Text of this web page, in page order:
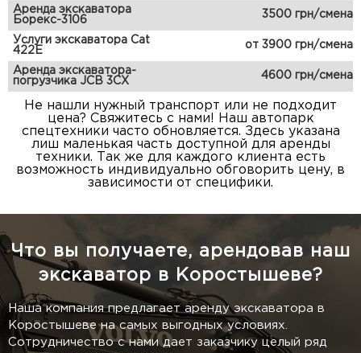
Аренда экскаватора
Борекс-3106
3500 грн/смена
Услуги экскаватора Cat
422E
от 3900 грн/смена
Аренда экскаватора-
погрузчика JCB 3CX
4600 грн/смена
Не нашли нужный транспорт или не подходит
цена? Свяжитесь с нами! Наш автопарк
спецтехники часто обновляется. Здесь указана
лиш маленькая часть доступной для аренды
техники. Так же для каждого клиента есть
возможность индивидуально обговорить цену, в
зависимости от специфики.
Что вы получаете, арендовав наш
экскаватор в Коростышеве?
Наша компания предлагает аренду экскаватора в
Коростышеве на самых выгодных условиях.
Сотрудничество с нами дает заказчику целый ряд